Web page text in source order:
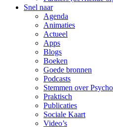
Snel naar
Agenda
Animaties
Actueel
Apps
Blogs
Boeken
Goede bronnen
Podcasts
Stemmen over
Praktisch
Publicaties
Sociale Kaart
Video’s